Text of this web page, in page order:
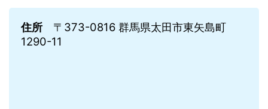
住所 〒373-0816 群馬県太田市東矢島町
1290-11